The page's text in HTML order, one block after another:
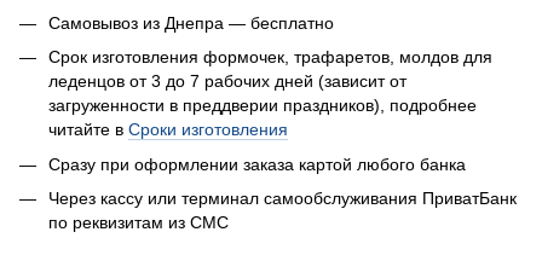
Самовывоз из Днепра — бесплатно
Срок изготовления формочек, трафаретов, молдов для
леденцов от 3 до 7 рабочих дней (зависит от
загруженности в преддверии праздников), подробнее
читайте в Сроки изготовления
Сразу при оформлении заказа картой любого банка
Через кассу или терминал самообслуживания ПриватБанк
по реквизитам из СМС